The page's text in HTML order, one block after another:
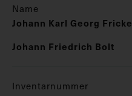
Name
Johann Karl Georg Fricke
Johann Friedrich Bolt
Inventarnummer